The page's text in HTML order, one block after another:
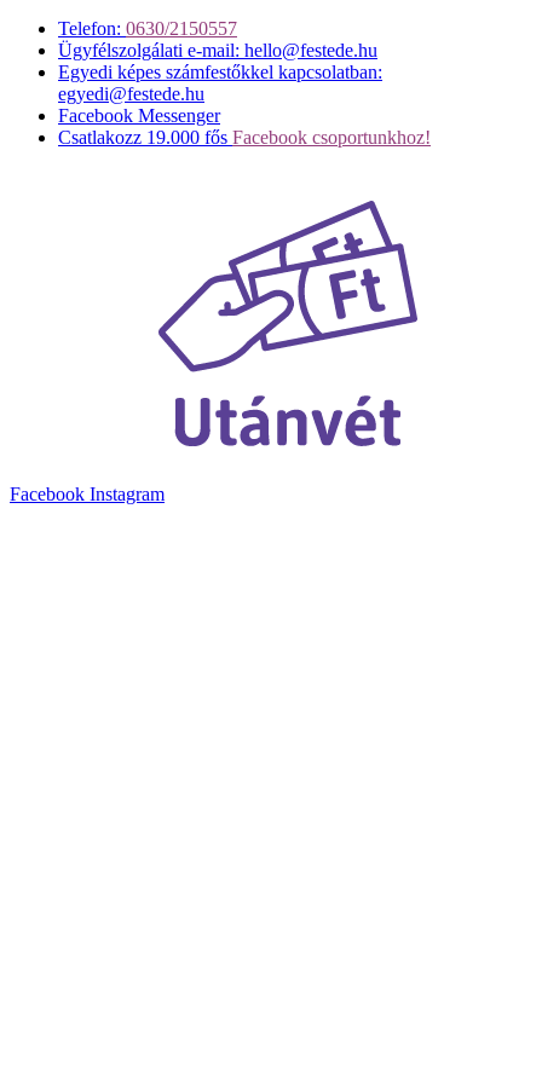
Telefon: 0630/2150557
Ügyfélszolgálati e-mail: hello@festede.hu
Egyedi képes számfestőkkel kapcsolatban:
egyedi@festede.hu
Facebook Messenger
Csatlakozz 19.000 fős Facebook csoportunkhoz!
Facebook Instagram